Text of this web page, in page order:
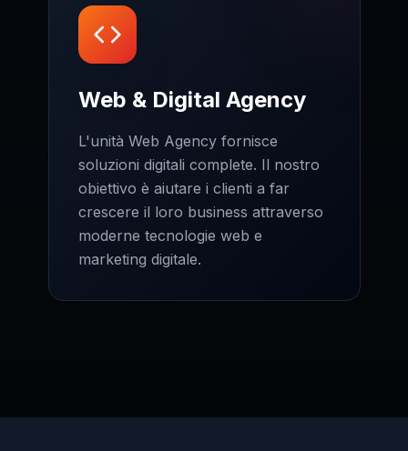
Web & Digital Agency
L'unità Web Agency fornisce
soluzioni digitali complete. Il nostro
obiettivo è aiutare i clienti a far
crescere il loro business attraverso
moderne tecnologie web e
marketing digitale.